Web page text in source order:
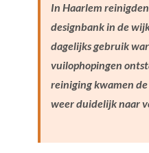
In Haarlem
designbank in de
dagelijks gebruik
vuilophopingen
reiniging kwamen
weer duidelijk naar